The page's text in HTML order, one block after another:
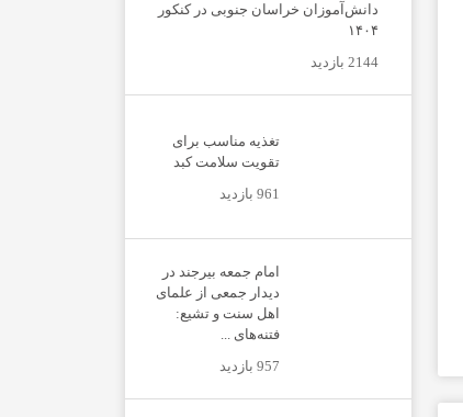
دانش‌آموزان خراسان جنوبی در کنکور
۱۴۰۴
2144 بازدید
تغذیه مناسب برای
تقویت سلامت کبد
961 بازدید
امام جمعه بیرجند در
دیدار جمعی از علمای
اهل سنت و تشیع:
فتنه‌های ...
957 بازدید